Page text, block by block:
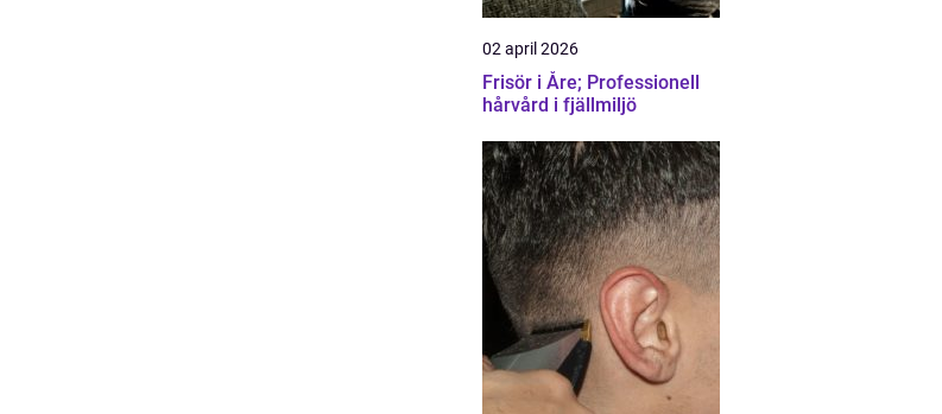
02 april 2026
Frisör i Åre; Professionell
hårvård i fjällmiljö